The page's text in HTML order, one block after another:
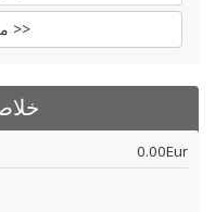
معتبر سازی کد >>
0.00Eur